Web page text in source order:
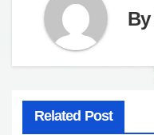
By
Related Post